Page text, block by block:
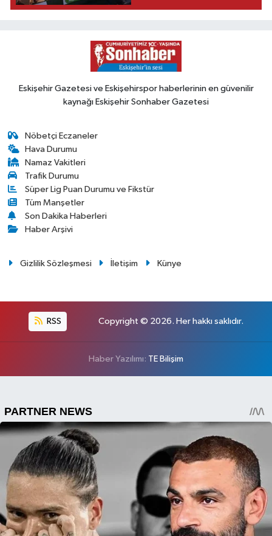
Eskişehir Gazetesi ve Eskişehirspor haberlerinin en güvenilir
kaynağı Eskişehir Sonhaber Gazetesi
Nöbetçi Eczaneler
Hava Durumu
Namaz Vakitleri
Trafik Durumu
Süper Lig Puan Durumu ve Fikstür
Tüm Manşetler
Son Dakika Haberleri
Haber Arşivi
Gizlilik Sözleşmesi İletişim Künye
RSS Copyright © 2026. Her hakkı saklıdır.
Haber Yazılımı: TE Bilişim